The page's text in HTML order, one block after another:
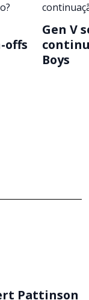
offs
Gen V
Boys
Pattinson